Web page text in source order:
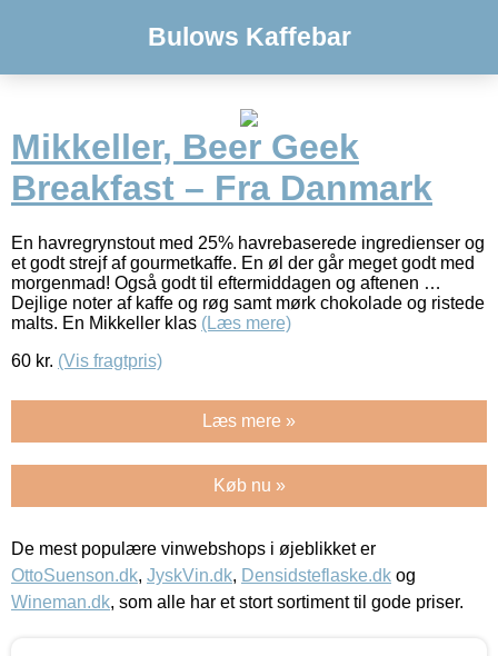
Bulows Kaffebar
Mikkeller, Beer Geek
Breakfast – Fra Danmark
En havregrynstout med 25% havrebaserede ingredienser og
et godt strejf af gourmetkaffe. En øl der går meget godt med
morgenmad! Også godt til eftermiddagen og aftenen …
Dejlige noter af kaffe og røg samt mørk chokolade og ristede
malts. En Mikkeller klas (Læs mere)
60 kr. (Vis fragtpris)
Læs mere »
Køb nu »
De mest populære vinwebshops i øjeblikket er
OttoSuenson.dk, JyskVin.dk, Densidsteflaske.dk og
Wineman.dk, som alle har et stort sortiment til gode priser.